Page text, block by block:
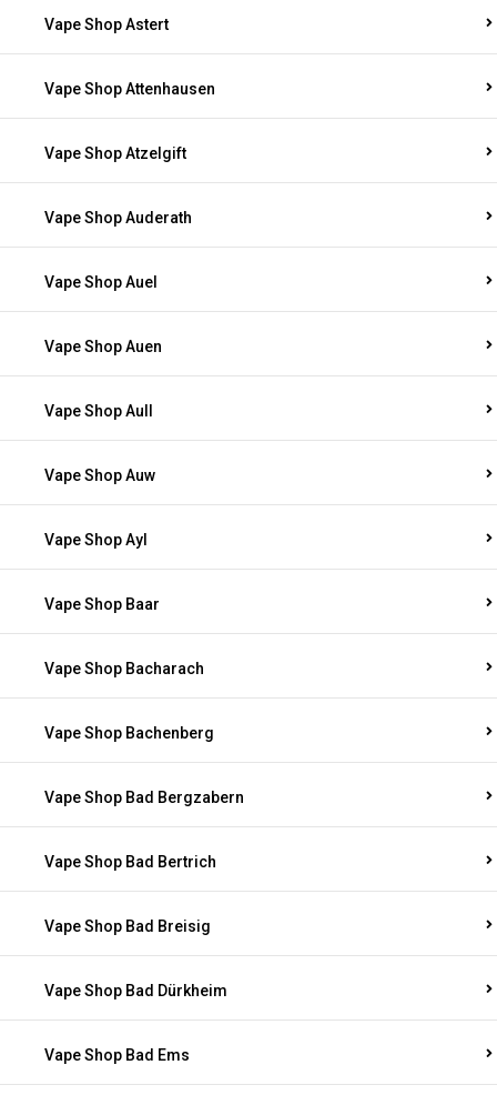
Vape Shop Astert
Vape Shop Attenhausen
Vape Shop Atzelgift
Vape Shop Auderath
Vape Shop Auel
Vape Shop Auen
Vape Shop Aull
Vape Shop Auw
Vape Shop Ayl
Vape Shop Baar
Vape Shop Bacharach
Vape Shop Bachenberg
Vape Shop Bad Bergzabern
Vape Shop Bad Bertrich
Vape Shop Bad Breisig
Vape Shop Bad Dürkheim
Vape Shop Bad Ems